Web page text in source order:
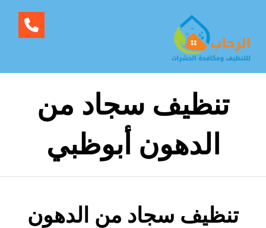
تنظيف سجاد من
الدهون أبوظبي
تنظيف سجاد من الدهون